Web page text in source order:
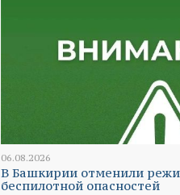
06.08.2026
В Башкирии отменили
беспилотной опасностей